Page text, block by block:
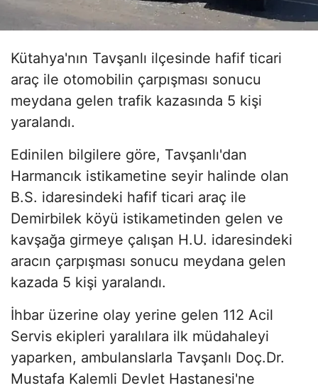
Kütahya'nın Tavşanlı ilçesinde hafif ticari
araç ile otomobilin çarpışması sonucu
meydana gelen trafik kazasında 5 kişi
yaralandı.
Edinilen bilgilere göre, Tavşanlı'dan
Harmancık istikametine seyir halinde olan
B.S. idaresindeki hafif ticari araç ile
Demirbilek köyü istikametinden gelen ve
kavşağa girmeye çalışan H.U. idaresindeki
aracın çarpışması sonucu meydana gelen
kazada 5 kişi yaralandı.
İhbar üzerine olay yerine gelen 112 Acil
Servis ekipleri yaralılara ilk müdahaleyi
yaparken, ambulanslarla Tavşanlı Doç.Dr.
Mustafa Kalemli Devlet Hastanesi'ne